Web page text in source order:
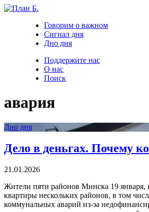
Говорим о важном
Сигнал дня
Дно дня
Поддержите нас
О нас
Поиск
авария
Дно дня
Дело в деньгах. Почему
21.01.2026
Жители пяти районов Минска 19 января,
квартиры нескольких районов, в том
коммунальных аварий из-за